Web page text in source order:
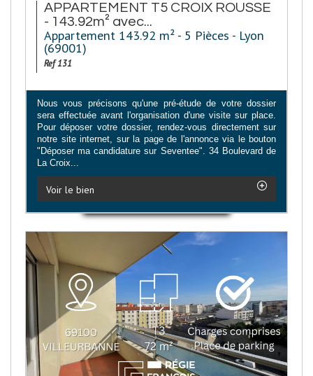
APPARTEMENT T5 CROIX ROUSSE
- 143.92m² avec...
Appartement 143.92 m² - 5 Pièces - Lyon
(69001)
Ref 131
Nous vous précisons qu'une pré-étude de votre dossier
sera effectuée avant l'organisation d'une visite sur place.
Pour déposer votre dossier, rendez-vous directement sur
notre site internet, sur la page de l'annonce via le bouton
"Déposer ma candidature sur Seventee". 34 Boulevard de
La Croix...
Voir le bien